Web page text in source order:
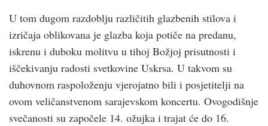
U tom dugom razdoblju različitih glazbenih stilova i
izričaja oblikovana je glazba koja potiče na predanu,
iskrenu i duboku molitvu u tihoj Božjoj prisutnosti i
iščekivanju radosti svetkovine Uskrsa. U takvom su
duhovnom raspoloženju vjerojatno bili i posjetitelji na
ovom veličanstvenom sarajevskom koncertu. Ovogodišnje
svečanosti su započele 14. ožujka i trajat će do 16.